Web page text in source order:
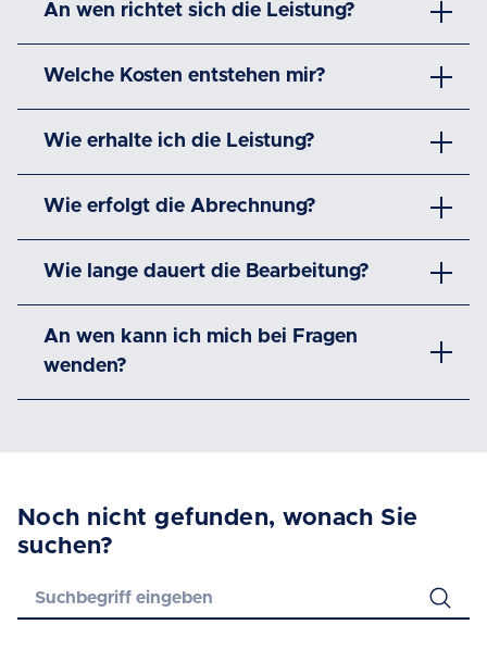
An wen richtet sich die Leistung?
Welche Kosten entstehen mir?
Wie erhalte ich die Leistung?
Wie erfolgt die Abrechnung?
Wie lange dauert die Bearbeitung?
An wen kann ich mich bei Fragen
wenden?
Noch nicht gefunden, wonach Sie
suchen?